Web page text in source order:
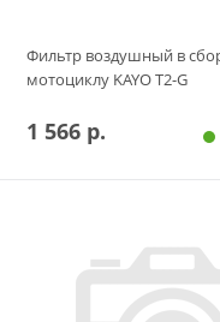
Фильтр воздушный в
мотоциклу KAYO T2-G
1 566 р.